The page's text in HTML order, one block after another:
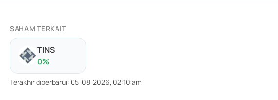
SAHAM TERKAIT
TINS
0%
Terakhir diperbarui: 05-08-2026, 02:10:am